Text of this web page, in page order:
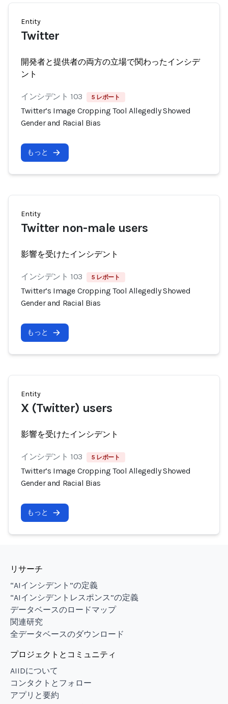
Entity
Twitter
開発者と提供者の両方の立場で関わったインシデ
ント
インシデント 103 5 レポート
Twitter’s Image Cropping Tool Allegedly Showed
Gender and Racial Bias
もっと
Entity
Twitter non-male users
影響を受けたインシデント
インシデント 103 5 レポート
Twitter’s Image Cropping Tool Allegedly Showed
Gender and Racial Bias
もっと
Entity
X (Twitter) users
影響を受けたインシデント
インシデント 103 5 レポート
Twitter’s Image Cropping Tool Allegedly Showed
Gender and Racial Bias
もっと
リサーチ
“AIインシデント”の定義
“AIインシデントレスポンス”の定義
データベースのロードマップ
関連研究
全データベースのダウンロード
プロジェクトとコミュニティ
AIIDについて
コンタクトとフォロー
アプリと要約